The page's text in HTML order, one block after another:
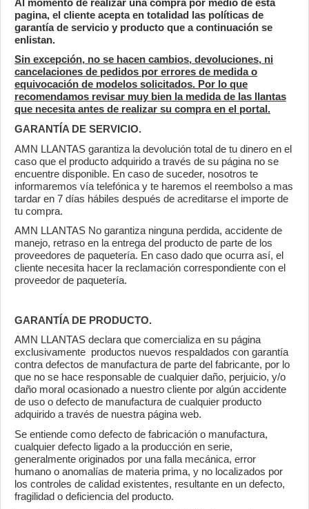
pagina, el cliente acepta en totalidad las políticas de
garantía de servicio y producto que a continuación se
enlistan.
Sin excepción, no se hacen cambios, devoluciones, ni
cancelaciones de pedidos por errores de medida o
equivocación de modelos solicitados. Por lo que
recomendamos revisar muy bien la medida de las llantas
que necesita antes de realizar su compra en el portal.
GARANTÍA DE SERVICIO.
AMN LLANTAS garantiza la devolución total de tu dinero en el
caso que el producto adquirido a través de su página no se
encuentre disponible. En caso de suceder, nosotros te
informaremos vía telefónica y te haremos el reembolso a mas
tardar en 7 días hábiles después de acreditarse el importe de
tu compra.
AMN LLANTAS No garantiza ninguna perdida, accidente de
manejo, retraso en la entrega del producto de parte de los
proveedores de paquetería. En caso dado que ocurra así, el
cliente necesita hacer la reclamación correspondiente con el
proveedor de paquetería.
GARANTÍA DE PRODUCTO.
AMN LLANTAS declara que comercializa en su página
exclusivamente productos nuevos respaldados con garantía
contra defectos de manufactura de parte del fabricante, por lo
que no se hace responsable de cualquier daño, perjuicio, y/o
daño moral ocasionado a nuestro cliente por algún accidente
de uso o defecto de manufactura de cualquier producto
adquirido a través de nuestra página web.
Se entiende como defecto de fabricación o manufactura,
cualquier defecto ligado a la producción en serie,
generalmente originados por una falla mecánica, error
humano o anomalías de materia prima, y no localizados por
los controles de calidad existentes, resultante en un defecto,
fragilidad o deficiencia del producto.